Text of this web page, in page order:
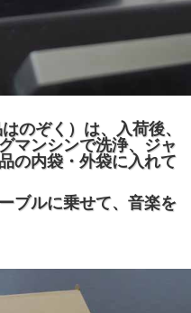
のぞく）は、入荷後、
マンシンで洗浄、ジャ
の内袋・外袋に入れて
ブルに乗せて、音楽を